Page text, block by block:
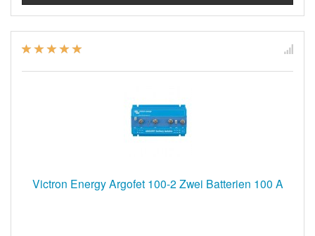
Victron Energy Argofet 100-2 Zwei Batterien 100 A